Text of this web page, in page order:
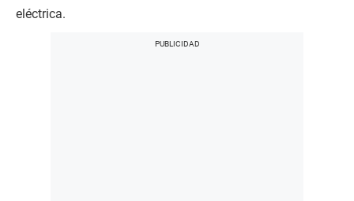
eléctrica.